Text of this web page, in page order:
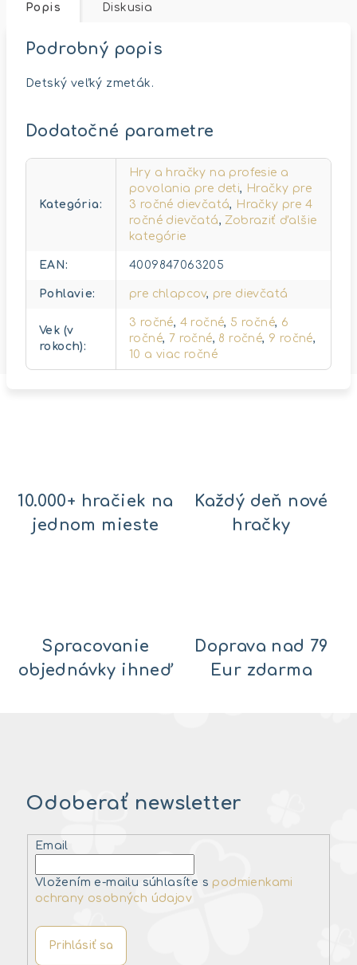
Popis Diskusia
Podrobný popis
Detský veľký zmeták.
Dodatočné parametre
Kategória:
Hry a hračky na profesie a
povolania pre deti, Hračky pre
3 ročné dievčatá, Hračky pre 4
ročné dievčatá, Zobraziť ďalšie
kategórie
EAN: 4009847063205
Pohlavie: pre chlapcov, pre dievčatá
Vek (v
rokoch):
3 ročné, 4 ročné, 5 ročné, 6
ročné, 7 ročné, 8 ročné, 9 ročné,
10 a viac ročné
10.000+ hračiek na
jednom mieste
Každý deň nové
hračky
Spracovanie
objednávky ihneď
Doprava nad 79
Eur zdarma
Odoberať newsletter
Email
Vložením e-mailu súhlasíte s podmienkami
ochrany osobných údajov
Prihlásiť sa